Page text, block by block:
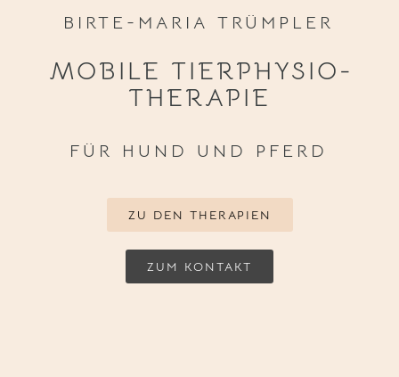
BIRTE-MARIA TRÜMPLER
MOBILE TIER­PHYSIO­
THERAPIE
FÜR HUND UND PFERD
ZU DEN THERAPIEN
ZUM KONTAKT